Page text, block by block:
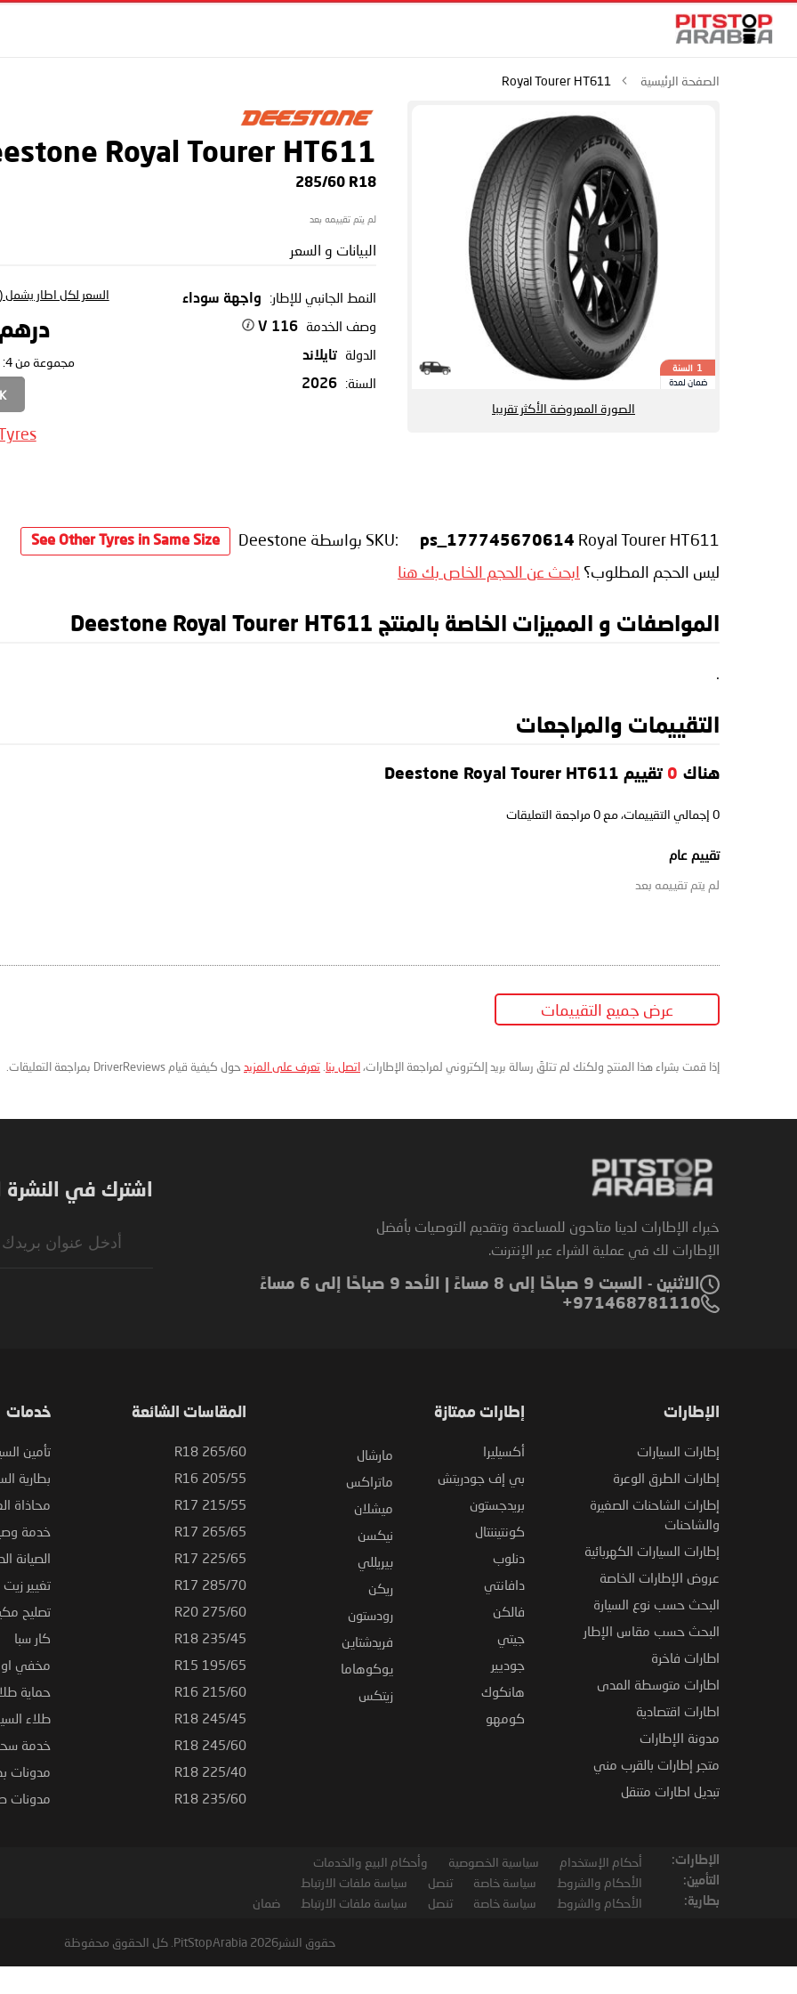
الصفحة الرئيسية Royal Tourer HT611
Royal Tourer HT611
285/60 R18
لم يتم تقييمه بعد
1 السنة
ضمان لمدة
الصورة المعروضة الأكثر تقريبا
البيانات و السعر
النمط الجانبي للإطار: واجهة سوداء
وصف الخدمة 116 V
الدولة تايلاند
السنة: 2026
السعر لكل اطار يشمل
درهم 546.64
مجموعة من 4:
SKU: ps_177745670614 Royal Tourer HT611 بواسطة Deestone See Other Tyres in Same Size
ليس الحجم المطلوب؟ ابحث عن الحجم الخاص بك هنا
المواصفات و المميزات الخاصة بالمنتج Deestone Royal Tourer HT611
.
التقييمات والمراجعات
هناك 0 تقييم Deestone Royal Tourer HT611
0 إجمالي التقييمات، مع 0 مراجعة التعليقات
تقييم عام
لم يتم تقييمه بعد
عرض جميع التقييمات
إذا قمت بشراء هذا المنتج ولكنك لم تتلقَ رسالة بريد إلكتروني لمراجعة الإطارات، اتصل بنا تعرف على المزيد حول كيفية قيام DriverReviews بمراجعة التعليقات.
خبراء الإطارات لدينا متاحون للمساعدة وتقديم التوصيات بأفضل
الإطارات لك في عملية الشراء عبر الإنترنت.
الاثنين - السبت 9 صباحًا إلى 8 مساءً | الأحد 9 صباحًا إلى 6 مساءً
971468781110+
اشترك في النشرة
الإطارات
إطارات السيارات
إطارات الطرق الوعرة
إطارات الشاحنات الصغيرة
والشاحنات
إطارات السيارات الكهربائية
عروض الإطارات الخاصة
البحث حسب نوع السيارة
البحث حسب مقاس الإطار
اطارات فاخرة
اطارات متوسطة المدى
اطارات اقتصادية
مدونة الإطارات
متجر إطارات بالقرب مني
تبديل اطارات متنقل
إطارات ممتازة
أكسيليرا
بي إف جودريتش
بريدجستون
كونتيننتال
دنلوب
دافانتي
فالكن
جيتي
جوديير
هانكوك
كومهو
مارشال
ماتراكس
ميشلان
نيكسن
بيريللي
ريكن
رودستون
فريدشتاين
يوكوهاما
زيتكس
المقاسات الشائعة
265/60 R18
205/55 R16
215/55 R17
265/65 R17
225/65 R17
285/70 R17
275/60 R20
235/45 R18
195/65 R15
215/60 R16
245/45 R18
245/60 R18
225/40 R18
235/60 R18
خدمات
تأمين
بطارية
محاذاة
خدمة
الصيانة
تغيير زيت
تصليح
كار سبا
مخفي او
حماية
طلاء
خدمة
مدونات
مدونات
الإطارات: أحكام الإستخدام سياسية الخصوصية وأحكام البيع والخدمات
التأمين: الأحكام والشروط سياسة خاصة تنصل سياسة ملفات الارتباط
بطارية: الأحكام والشروط سياسة خاصة تنصل سياسة ملفات الارتباط ضمان
حقوق النشر2026 PitStopArabia. كل الحقوق محفوظة